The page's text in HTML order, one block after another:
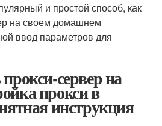
и простой способ, как
на своем домашнем
ввод параметров для
сервер на
прокси в
инструкция